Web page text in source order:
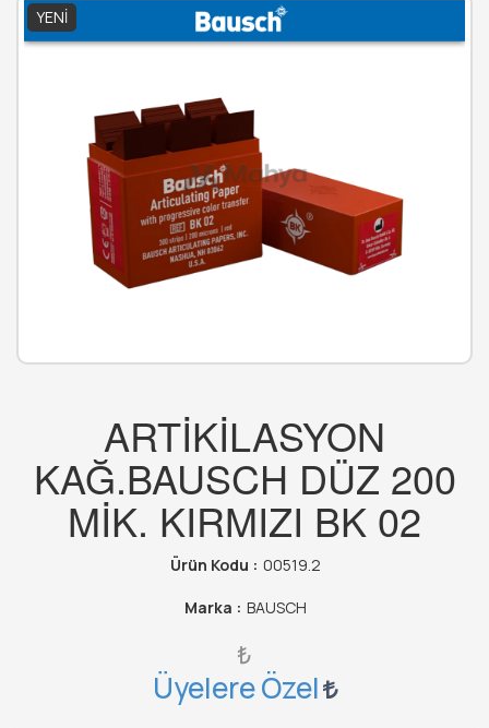
YENI
ARTİKİLASYON
KAĞ.BAUSCH DÜZ 200
MİK. KIRMIZI BK 02
Ürün Kodu : 00519.2
Marka : BAUSCH
₺
Üyelere Özel